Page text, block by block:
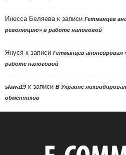
Инесса Беляева к записи Гетманцев
революцию» в работе налоговой
Януся к записи Гетманцев
работе налоговой
slawa19 к записи В Украине
обменников